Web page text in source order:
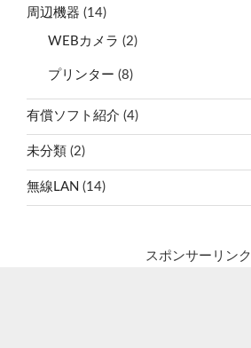
周辺機器 (14)
WEBカメラ (2)
プリンター (8)
有償ソフト紹介 (4)
未分類 (2)
無線LAN (14)
スポンサーリンク